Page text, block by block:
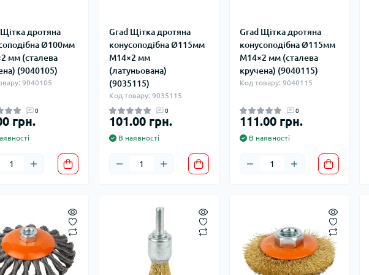
викрутки
Запчастини для
електроінструмента
Запчастини до мийок
високого тиску
Запчастини до
кормоподрібнювачів
Запчастини до компресорів
Мийки високого тиску
Домкрати гідравлічні
Обладнання для СТО
Автохімія
Автомобільні пускозарядні
пристрої
дротяна
Ø100мм
мм (сталева
(9040105)
9040105
0
грн.
Grad Щітка дротяна
конусоподібна Ø115мм
М14×2 мм
(латуньована)
(9035115)
Код товару: 9035115
0
101.00 грн.
В наявності
Grad Щітка дротяна
конусоподібна Ø115мм
М14×2 мм (сталева
кручена) (9040115)
Код товару: 9040115
0
111.00 грн.
В наявності